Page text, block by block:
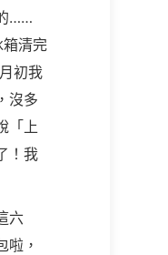
……
清完
初我
沒多
「上
！我
六
啦，